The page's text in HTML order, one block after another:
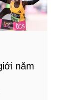
năm